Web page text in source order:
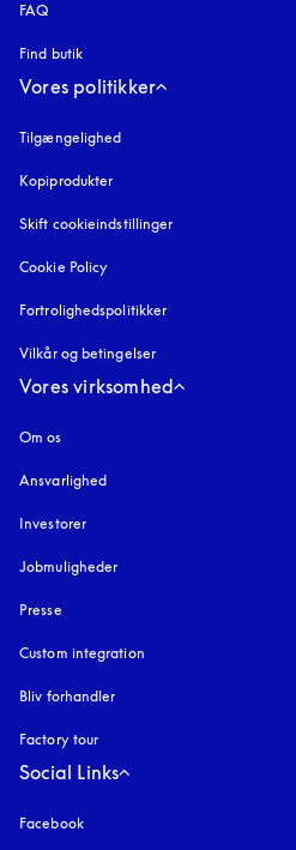
FAQ
Find butik
Vores politikker
Tilgængelighed
Kopiprodukter
Skift cookieindstillinger
Cookie Policy
Fortrolighedspolitikker
Vilkår og betingelser
Vores virksomhed
Om os
Ansvarlighed
Investorer
Jobmuligheder
Presse
Custom integration
Bliv forhandler
Factory tour
Social Links
Facebook